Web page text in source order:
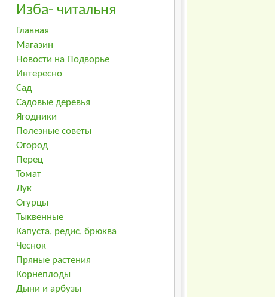
Изба- читальня
Главная
Магазин
Новости на Подворье
Интересно
Сад
Садовые деревья
Ягодники
Полезные советы
Огород
Перец
Томат
Лук
Огурцы
Тыквенные
Капуста, редис, брюква
Чеснок
Пряные растения
Корнеплоды
Дыни и арбузы